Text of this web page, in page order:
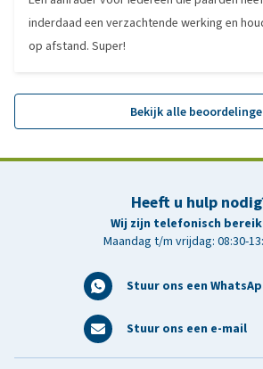
inderdaad een verzachtende werking en
op afstand. Super!
Bekijk alle
Heeft u hulp
Wij zijn telefonisch
Maandag t/m vrijdag: 08:30-
Stuur ons een
Stuur ons een e-mail